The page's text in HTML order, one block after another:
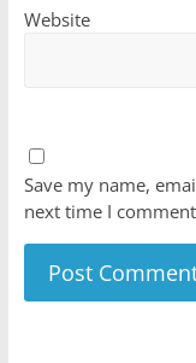
Website
Save my name,
next time I